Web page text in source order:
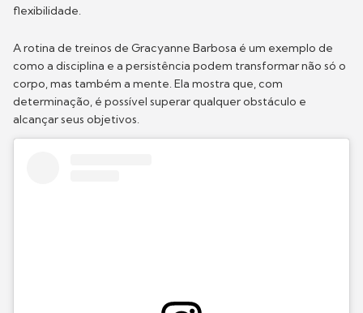
flexibilidade.
A rotina de treinos de Gracyanne Barbosa é um exemplo de
como a disciplina e a persistência podem transformar não só o
corpo, mas também a mente. Ela mostra que, com
determinação, é possível superar qualquer obstáculo e
alcançar seus objetivos.